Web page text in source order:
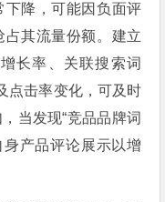
下降，可能因负面评
其流量份额。建立
长率、关联搜索词
点击率变化，可及时
当发现“竞品品牌词
产品评论展示以增